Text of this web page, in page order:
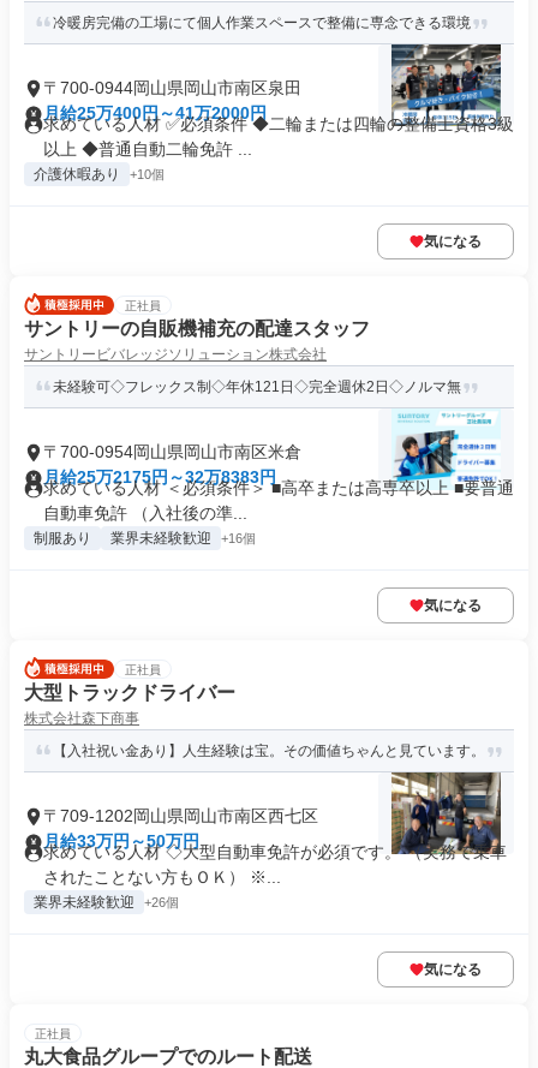
冷暖房完備の工場にて個人作業スペースで整備に専念できる環境
〒700-0944岡山県岡山市南区泉田
月給25万400円～41万2000円
求めている人材 ✅必須条件 ◆二輪または四輪の整備士資格3級
以上 ◆普通自動二輪免許 ...
介護休暇あり +10個
気になる
正社員
サントリーの自販機補充の配達スタッフ
サントリービバレッジソリューション株式会社
未経験可◇フレックス制◇年休121日◇完全週休2日◇ノルマ無
〒700-0954岡山県岡山市南区米倉
月給25万2175円～32万8383円
求めている人材 ＜必須条件＞ ■高卒または高専卒以上 ■要普通
自動車免許 （入社後の準...
制服あり 業界未経験歓迎 +16個
気になる
正社員
大型トラックドライバー
株式会社森下商事
【入社祝い金あり】人生経験は宝。その価値ちゃんと見ています。
〒709-1202岡山県岡山市南区西七区
月給33万円～50万円
求めている人材 ◇大型自動車免許が必須です。 （実務で乗車
されたことない方もＯＫ） ※...
業界未経験歓迎 +26個
気になる
正社員
丸大食品グループでのルート配送